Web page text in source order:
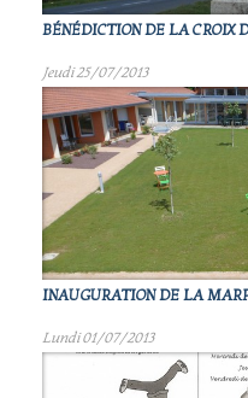
BÉNÉDICTION DE LA CROIX
Jeudi 25/07/2013
INAUGURATION DE LA
Lundi 01/07/2013